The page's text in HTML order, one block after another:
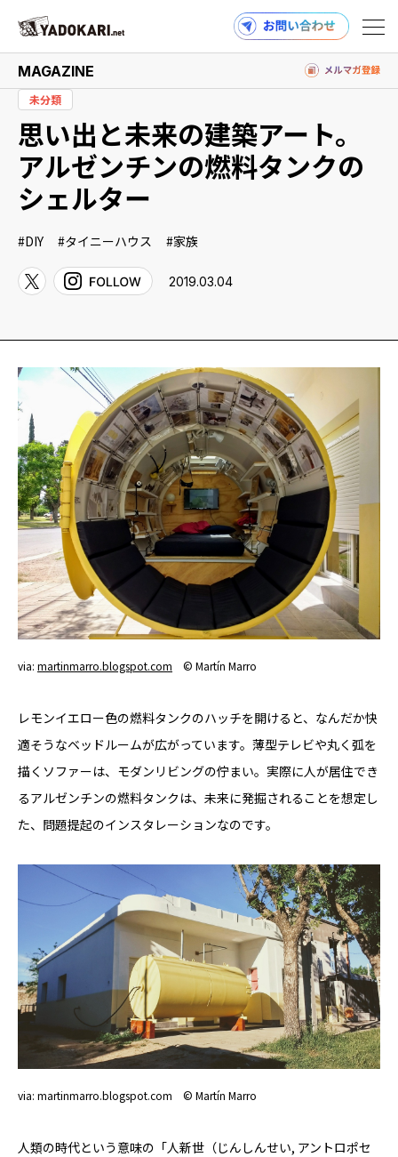
商品検索 読みもの検索
PRODUCTS
MAGAZINE
YADOKARI について
MAGAZINE
未分類
思い出と未来の建築アート。
アルゼンチンの燃料タンクの
シェルター
DIY タイニーハウス 家族
2019.03.04
via: martinmarro.blogspot.com © Martín Marro
レモンイエロー色の燃料タンクのハッチを開けると、なんだか快
適そうなベッドルームが広がっています。薄型テレビや丸く弧を
描くソファーは、モダンリビングの佇まい。実際に人が居住でき
るアルゼンチンの燃料タンクは、未来に発掘されることを想定し
た、問題提起のインスタレーションなのです。
via: martinmarro.blogspot.com © Martín Marro
人類の時代という意味の「人新世（じんしんせい, アントロポセ